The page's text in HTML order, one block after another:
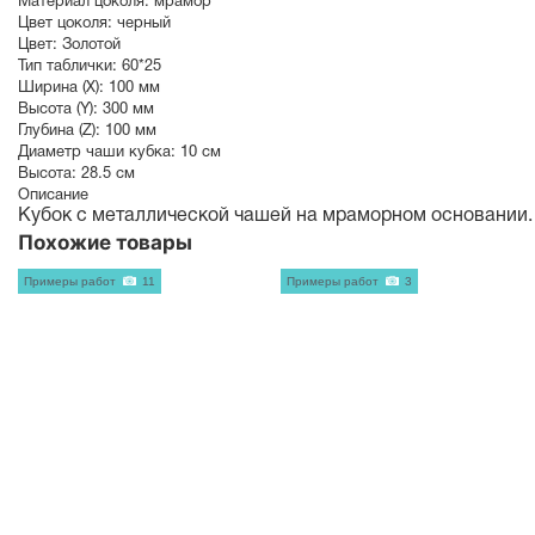
Цвет цоколя: черный
Цвет: Золотой
Тип таблички: 60*25
Ширина (X): 100 мм
Высота (Y): 300 мм
Глубина (Z): 100 мм
Диаметр чаши кубка: 10 см
Высота: 28.5 см
Описание
Кубок с металлической чашей на мраморном основании.
Похожие товары
Примеры работ 11 Примеры работ 3